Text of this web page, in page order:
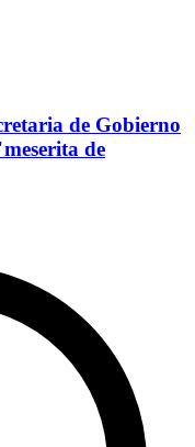
de Gobierno
de